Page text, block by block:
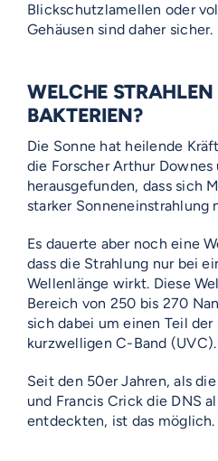
Blickschutzlamellen oder
Gehäusen sind daher sicher.
WELCHE STRAHLEN
BAKTERIEN?
Die Sonne hat heilende
die Forscher Arthur Downes
herausgefunden, dass sich
starker Sonneneinstrahlung
Es dauerte aber noch eine
dass die Strahlung nur bei
Wellenlänge wirkt. Diese
Bereich von 250 bis 270
sich dabei um einen Teil
kurzwelligen C-Band (UVC).
Seit den 50er Jahren, als
und Francis Crick die DNS
entdeckten, ist das möglich.